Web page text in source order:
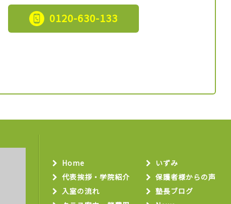
0120-630-133
Home
代表挨拶・学院紹介
入室の流れ
いずみ
保護者様からの声
塾長ブログ